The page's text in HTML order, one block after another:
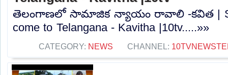
తెలంగాణలో సామాజిక న్యాయం రావాలి -కవిత |
come to Telangana - Kavitha |10tv.....»»
CATEGORY: NEWS CHANNEL: